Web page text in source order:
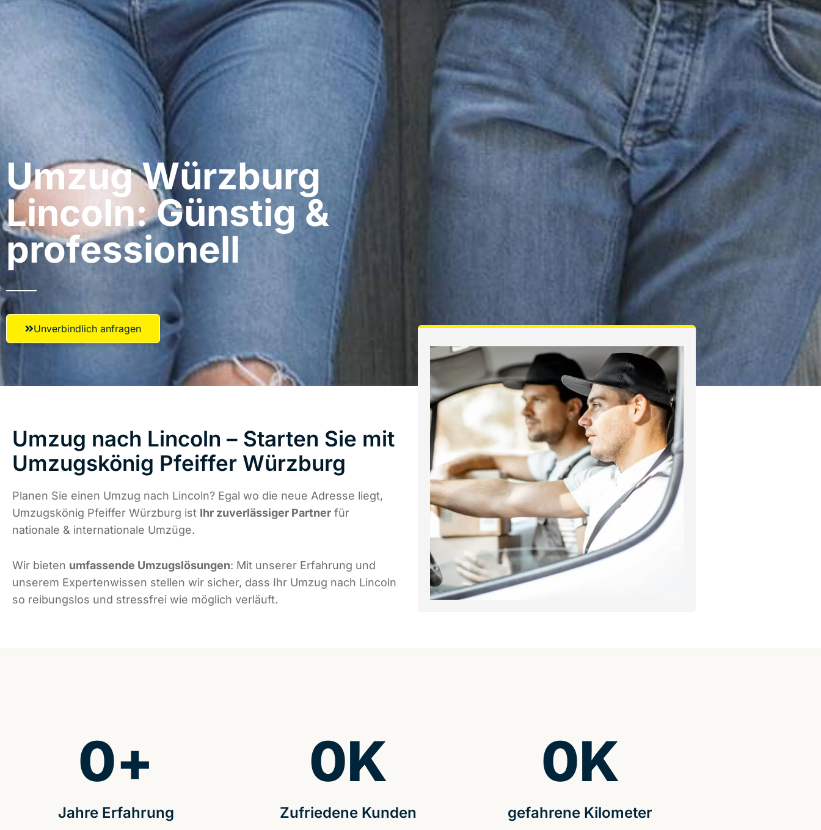
Umzug Würzburg​
Lincoln: Günstig &
professionell​
Unverbindlich anfragen
Umzug nach Lincoln – Starten Sie mit
Umzugskönig Pfeiffer Würzburg
Planen Sie einen Umzug nach Lincoln? Egal wo die neue Adresse liegt,
Umzugskönig Pfeiffer Würzburg ist Ihr zuverlässiger Partner für
nationale & internationale Umzüge.
Wir bieten umfassende Umzugslösungen: Mit unserer Erfahrung und
unserem Expertenwissen stellen wir sicher, dass Ihr Umzug nach Lincoln
so reibungslos und stressfrei wie möglich verläuft.
Jahre Erfahrung
0+
Zufriedene Kunden
0K
gefahrene Kilometer
0K